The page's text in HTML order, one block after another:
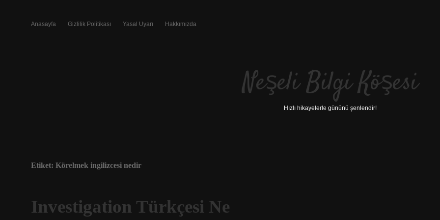
Anasayfa Gizlilik Politikası Yasal Uyarı Hakkımızda
Neşeli Bilgi Köşesi
Hızlı hikayelerle gününü şenlendir!
Etiket: Körelmek ingilizcesi nedir
Investigation Türkçesi Ne